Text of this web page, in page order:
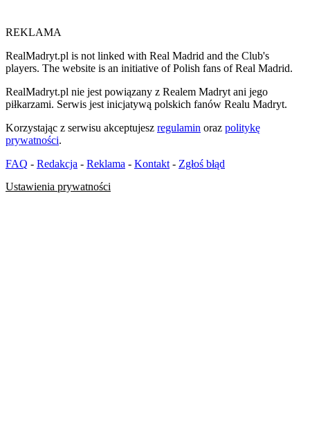
REKLAMA
RealMadryt.pl is not linked with Real Madrid and the Club's
players. The website is an initiative of Polish fans of Real Madrid.
RealMadryt.pl nie jest powiązany z Realem Madryt ani jego
piłkarzami. Serwis jest inicjatywą polskich fanów Realu Madryt.
Korzystając z serwisu akceptujesz regulamin oraz politykę
prywatności.
FAQ - Redakcja - Reklama - Kontakt - Zgłoś błąd
Ustawienia prywatności